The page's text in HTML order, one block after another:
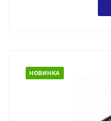
НОВИНКА